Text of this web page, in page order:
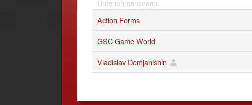
Untenehmensname
Action Forms
GSC Game World
Vladislav Demjanishin